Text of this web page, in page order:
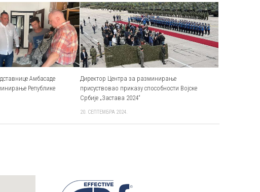
Амбасаде
Републике
Директор Центра за разминирање
присуствовао приказу способности Војске
Србије „Застава 2024“
20. СЕПТЕМБРА 2024.